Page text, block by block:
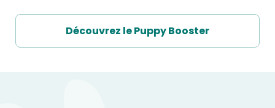
Découvrez le Puppy Booster